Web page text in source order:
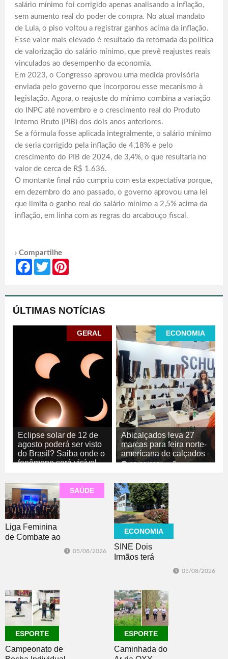
salário mínimo foi corrigido apenas analisando a inflação,
sem aumento real do poder de compra. No atual mandato
de Lula, o piso voltou a registrar ganhos acima da inflação.
Esse valor mais elevado é resultado da retomada da política
de valorização do salário mínimo, que prevê reajustes reais
vinculados ao desempenho da economia.
Em 2023, o Congresso aprovou uma medida provisória
enviada pelo governo que incorporou esse mecanismo à
legislação. Agora, o reajuste do mínimo combina a variação
do INPC até novembro e o crescimento real do Produto
Interno Bruto (PIB) dos dois anos anteriores.
Se a fórmula fosse aplicada integralmente, o salário mínimo
de seria corrigido pela inflação de 4,18% e pelo
crescimento do PIB de 2024, de 3,4%, o que resultaria no
valor de cerca de R$ 1.636.
O montante final não cumpriu com esta expectativa porque,
em dezembro do ano passado, o governo aprovou uma lei
que limita o ganho real do salário mínimo a 2,5% acima da
inflação, em linha com as regras do arcabouço fiscal.
› Compartilhe
Facebook
Twitter
ÚLTIMAS NOTÍCIAS
GERAL
Eclipse solar de 12 de
agosto poderá ser visto
do Brasil? Saiba onde o
fenômeno será visível
ECONOMIA
Abicalçados leva 27
marcas para feira norte-
americana de calçados
05/08/2026
SAÚDE
Liga Feminina
de Combate ao
05/08/2026
ECONOMIA
SINE Dois
Irmãos terá
dia 10
05/08/2026
ESPORTE
Campeonato de
ESPORTE
Caminhada do